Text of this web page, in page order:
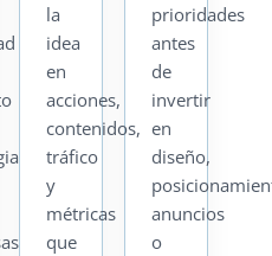
la
idea
en
acciones,
contenidos,
tráfico
y
métricas
que
prioridades
antes
de
invertir
en
diseño,
anuncios
o